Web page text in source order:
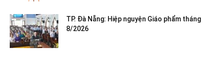
TP. Đà Nẵng: Hiệp nguyện Giáo phẩm tháng
8/2026